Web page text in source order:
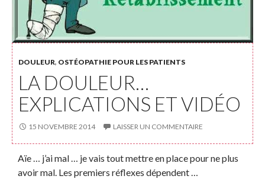
DOULEUR, OSTÉOPATHIE POUR LES PATIENTS
LA DOULEUR…
EXPLICATIONS ET VIDÉO
15 NOVEMBRE 2014 LAISSER UN COMMENTAIRE
Aïe … j’ai mal … je vais tout mettre en place pour ne plus
avoir mal. Les premiers réflexes dépendent …